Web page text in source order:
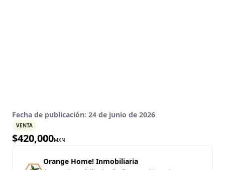
Fecha de publicación: 24 de junio de 2026
VENTA
$420,000MXN
Orange Home! Inmobiliaria